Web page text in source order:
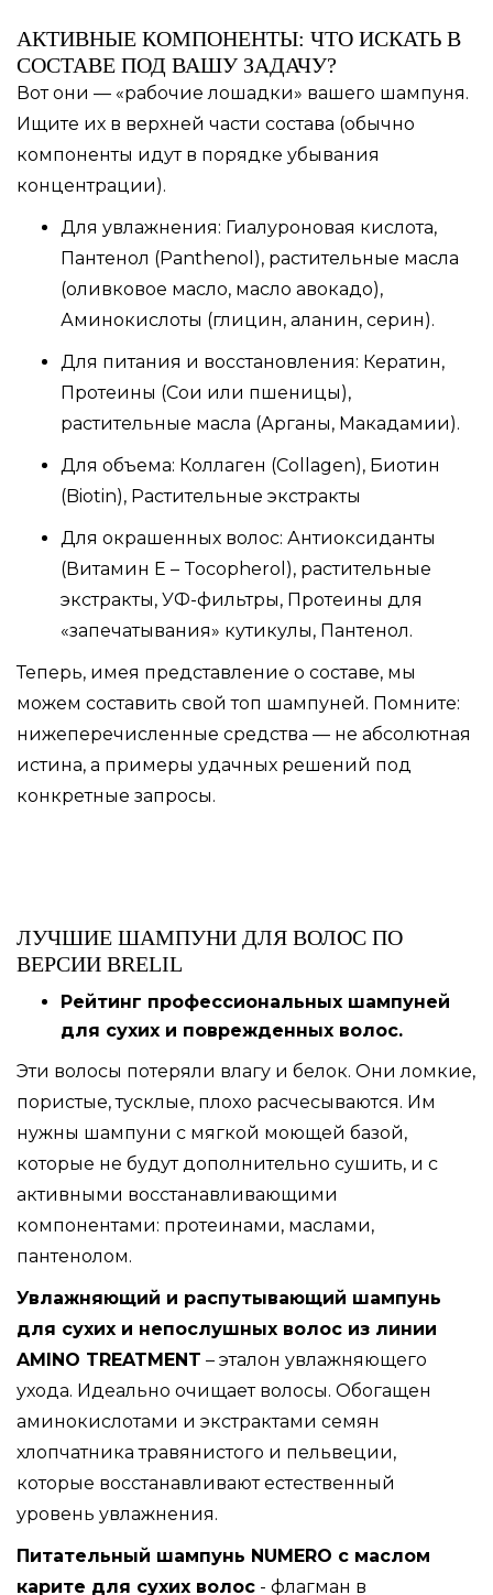
АКТИВНЫЕ КОМПОНЕНТЫ: ЧТО ИСКАТЬ В
СОСТАВЕ ПОД ВАШУ ЗАДАЧУ?
Вот они — «рабочие лошадки» вашего шампуня.
Ищите их в верхней части состава (обычно
компоненты идут в порядке убывания
концентрации).
Для увлажнения: Гиалуроновая кислота,
Пантенол (Panthenol), растительные масла
(оливковое масло, масло авокадо),
Аминокислоты (глицин, аланин, серин).
Для питания и восстановления: Кератин,
Протеины (Сои или пшеницы),
растительные масла (Арганы, Макадамии).
Для объема: Коллаген (Collagen), Биотин
(Biotin), Растительные экстракты
Для окрашенных волос: Антиоксиданты
(Витамин Е – Tocopherol), растительные
экстракты, УФ-фильтры, Протеины для
«запечатывания» кутикулы, Пантенол.
Теперь, имея представление о составе, мы
можем составить свой топ шампуней. Помните:
нижеперечисленные средства — не абсолютная
истина, а примеры удачных решений под
конкретные запросы.
ЛУЧШИЕ ШАМПУНИ ДЛЯ ВОЛОС ПО
ВЕРСИИ BRELIL
Рейтинг профессиональных шампуней
для сухих и поврежденных волос.
Эти волосы потеряли влагу и белок. Они ломкие,
пористые, тусклые, плохо расчесываются. Им
нужны шампуни с мягкой моющей базой,
которые не будут дополнительно сушить, и с
активными восстанавливающими
компонентами: протеинами, маслами,
пантенолом.
Увлажняющий и распутывающий шампунь
для сухих и непослушных волос из линии
AMINO TREATMENT – эталон увлажняющего
ухода. Идеально очищает волосы. Обогащен
аминокислотами и экстрактами семян
хлопчатника травянистого и пельвеции,
которые восстанавливают естественный
уровень увлажнения.
Питательный шампунь NUMERO с маслом
карите для сухих волос - флагман в